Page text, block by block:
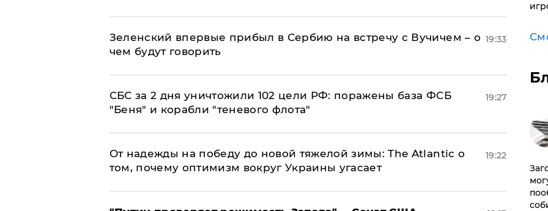
Зеленский впервые прибыл в Сербию на встречу с Вучичем – о
чем будут говорить
19:33
СБС за 2 дня уничтожили 102 цели РФ: поражены база ФСБ
"Беня" и корабли "теневого флота"
19:27
От надежды на победу до новой тяжелой зимы: The Atlantic о
том, почему оптимизм вокруг Украины угасает
19:22